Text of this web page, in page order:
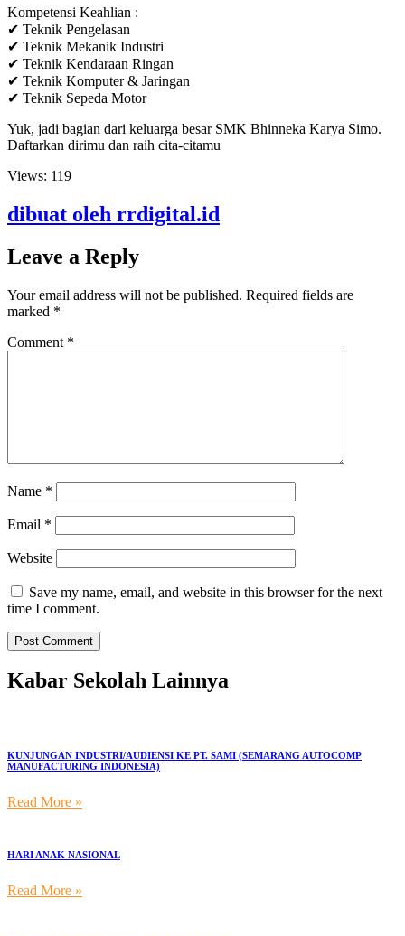
Kompetensi Keahlian :
✔ Teknik Pengelasan
✔ Teknik Mekanik Industri
✔ Teknik Kendaraan Ringan
✔ Teknik Komputer & Jaringan
✔ Teknik Sepeda Motor
Yuk, jadi bagian dari keluarga besar SMK Bhinneka Karya Simo.
Daftarkan dirimu dan raih cita-citamu
Views: 119
dibuat oleh rrdigital.id
Leave a Reply
Your email address will not be published. Required fields are
marked *
Comment *
Name *
Email *
Website
Save my name, email, and website in this browser for the next
time I comment.
Kabar Sekolah Lainnya
KUNJUNGAN INDUSTRI/AUDIENSI KE PT. SAMI (SEMARANG AUTOCOMP
MANUFACTURING INDONESIA)
Read More »
HARI ANAK NASIONAL
Read More »